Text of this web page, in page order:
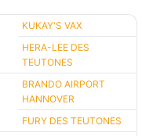
KUKAY'S VAX
HERA-LEE DES
TEUTONES
BRANDO AIRPORT
HANNOVER
FURY DES TEUTONES